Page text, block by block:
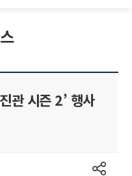
관 시즌 2’ 행사
공유